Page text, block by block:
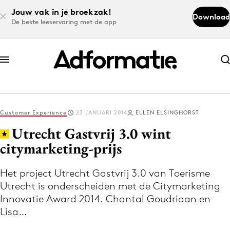
Jouw vak in je broekzak!
De beste leeservaring met de app
Download
Abonneer nu
Abonneer nu
Log in
Download de app
Volg het laatste nieuws via de Adformatie
Nieuws app
Customer Experience 23 JANUARI 2014 ELLEN ELSINGHORST
Utrecht Gastvrij 3.0 wint
citymarketing-prijs
Het project Utrecht Gastvrij 3.0 van Toerisme
Utrecht is onderscheiden met de Citymarketing
Innovatie Award 2014. Chantal Goudriaan en
Lisa…